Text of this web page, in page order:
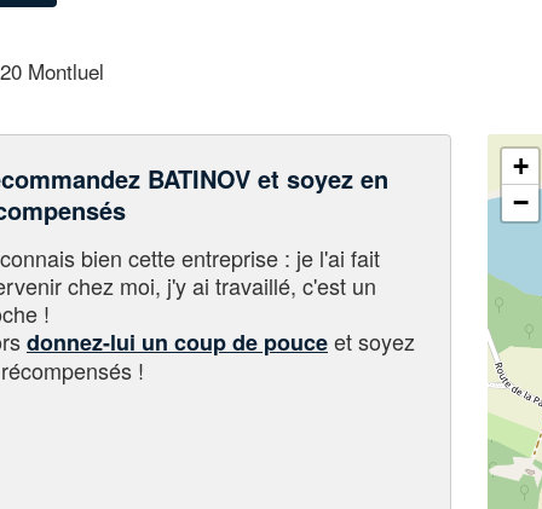
Montluel
BATINOV et soyez en
bien cette entreprise : je l'ai fait
chez moi, j'y ai travaillé, c'est un
!
donnez-lui un coup de pouceet soyez
!
+
−